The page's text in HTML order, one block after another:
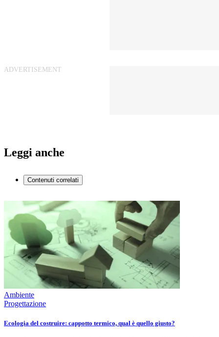
Leggi anche
Contenuti correlati
Ambiente
Progettazione
Ecologia del costruire: cappotto termico, qual è quello giusto?